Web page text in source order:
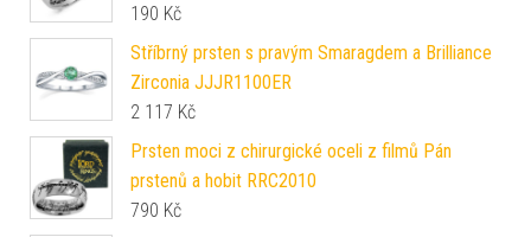
190 Kč
Stříbrný prsten s pravým Smaragdem a Brilliance
Zirconia JJJR1100ER
2 117 Kč
Prsten moci z chirurgické oceli z filmů Pán
prstenů a hobit RRC2010
790 Kč